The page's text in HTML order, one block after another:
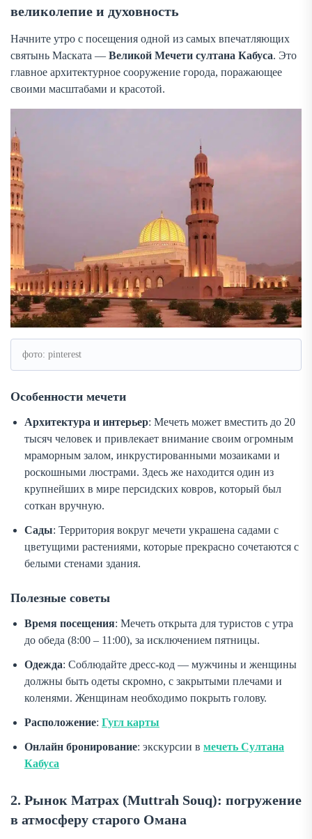
великолепие и духовность
Начните утро с посещения одной из самых впечатляющих
святынь Маската — Великой Мечети султана Кабуса. Это
главное архитектурное сооружение города, поражающее
своими масштабами и красотой.
фото: pinterest
Особенности мечети
Архитектура и интерьер: Мечеть может вместить до 20
тысяч человек и привлекает внимание своим огромным
мраморным залом, инкрустированными мозаиками и
роскошными люстрами. Здесь же находится один из
крупнейших в мире персидских ковров, который был
соткан вручную.
Сады: Территория вокруг мечети украшена садами с
цветущими растениями, которые прекрасно сочетаются с
белыми стенами здания.
Полезные советы
Время посещения: Мечеть открыта для туристов с утра
до обеда (8:00 – 11:00), за исключением пятницы.
Одежда: Соблюдайте дресс-код — мужчины и женщины
должны быть одеты скромно, с закрытыми плечами и
коленями. Женщинам необходимо покрыть голову.
Расположение: Гугл карты
Онлайн бронирование: экскурсии в мечеть Султана
Кабуса
2. Рынок Матрах (Muttrah Souq): погружение
в атмосферу старого Омана